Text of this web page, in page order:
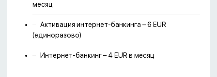
месяц
Активация интернет-банкинга – 6 EUR
(единоразово)
Интернет-банкинг – 4 EUR в месяц